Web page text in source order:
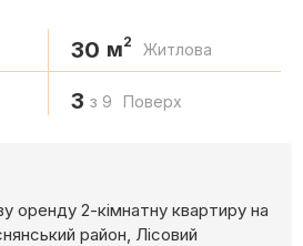
30 м2 Житлова
3 з 9 Поверх
оренду 2-кімнатну квартиру на
район, Лісовий